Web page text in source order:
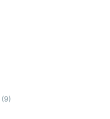
(9)